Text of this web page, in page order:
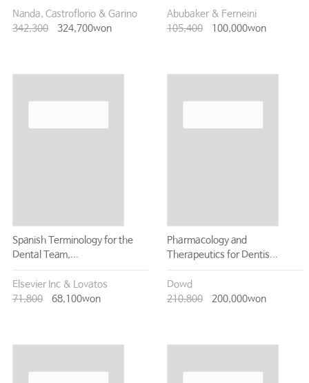
Nanda, Castroflorio & Garino
342,300
324,700won
Abubaker & Ferneini
105,400
100,000won
Spanish Terminology for the
Dental Team,...
Elsevier Inc & Lovatos
71,800
68,100won
Pharmacology and
Therapeutics for Dentis...
Dowd
210,800
200,000won